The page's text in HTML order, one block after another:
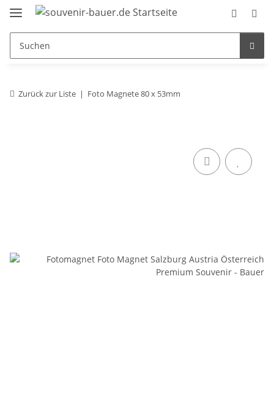
Zurück zur Liste Foto Magnete 80 x 53mm